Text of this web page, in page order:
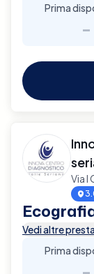
Prima
-
Via I
Vedi altre
Prima